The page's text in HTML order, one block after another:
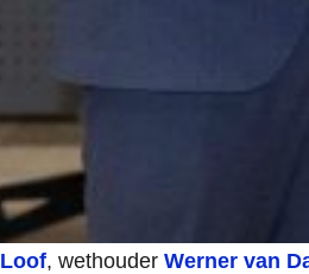
, wethouder Werner van